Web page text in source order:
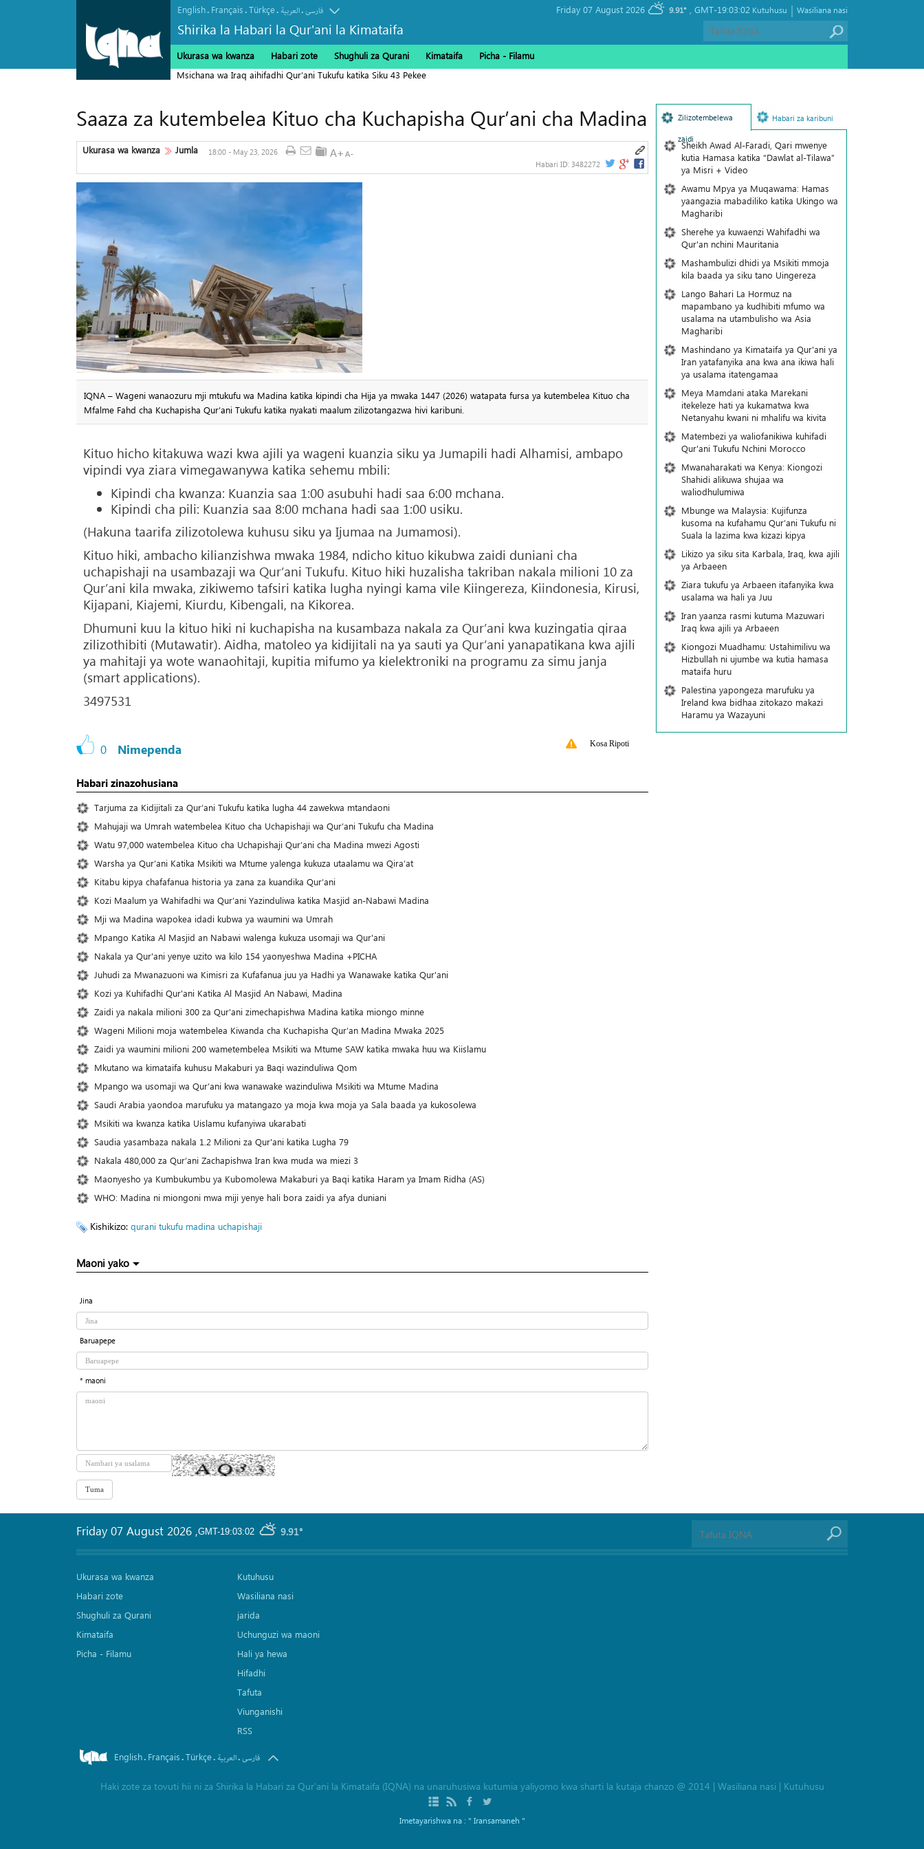
English. Français.Türkçe. العربیة.فارسی
Shirika la Habari la Qur'ani la Kimataifa
GMT-19:03:02
9.91° Wasiliana nasi
|
Kutuhusu
Ukurasa wa kwanza Habari zote Shughuli za Qurani Kimataifa
Picha‎ - Filamu‎
Msichana wa Iraq aihifadhi Qur’ani Tukufu katika Siku 43 Pekee
Saaza za kutembelea Kituo cha Kuchapisha Qur’ani cha Madina
Ukurasa wa kwanza Jumla
18:00 - May 23, 2026
Habari ID: 3482272
IQNA – Wageni wanaozuru mji mtukufu wa Madina katika kipindi cha Hija ya mwaka 1447 (2026) watapata fursa ya kutembelea Kituo cha
Mfalme Fahd cha Kuchapisha Qur’ani Tukufu katika nyakati maalum zilizotangazwa hivi karibuni.
Kituo hicho kitakuwa wazi kwa ajili ya wageni kuanzia siku ya Jumapili hadi Alhamisi, ambapo
vipindi vya ziara vimegawanywa katika sehemu mbili:
Kipindi cha kwanza: Kuanzia saa 1:00 asubuhi hadi saa 6:00 mchana.
Kipindi cha pili: Kuanzia saa 8:00 mchana hadi saa 1:00 usiku.
(Hakuna taarifa zilizotolewa kuhusu siku ya Ijumaa na Jumamosi).
Kituo hiki, ambacho kilianzishwa mwaka 1984, ndicho kituo kikubwa zaidi duniani cha
uchapishaji na usambazaji wa Qur’ani Tukufu. Kituo hiki huzalisha takriban nakala milioni 10 za
Qur’ani kila mwaka, zikiwemo tafsiri katika lugha nyingi kama vile Kiingereza, Kiindonesia, Kirusi,
Kijapani, Kiajemi, Kiurdu, Kibengali, na Kikorea.
Dhumuni kuu la kituo hiki ni kuchapisha na kusambaza nakala za Qur’ani kwa kuzingatia qiraa
zilizothibiti (Mutawatir). Aidha, matoleo ya kidijitali na ya sauti ya Qur’ani yanapatikana kwa ajili
ya mahitaji ya wote wanaohitaji, kupitia mifumo ya kielektroniki na programu za simu janja
(smart applications).
3497531
0 Nimependa Kosa Ripoti
Habari zinazohusiana
Tarjuma za Kidijitali za Qur’ani Tukufu katika lugha 44 zawekwa mtandaoni
Mahujaji wa Umrah watembelea Kituo cha Uchapishaji wa Qur’ani Tukufu cha Madina
Watu 97,000 watembelea Kituo cha Uchapishaji Qur’ani cha Madina mwezi Agosti
Warsha ya Qur’ani Katika Msikiti wa Mtume yalenga kukuza utaalamu wa Qira’at
Kitabu kipya chafafanua historia ya zana za kuandika Qur’ani
Kozi Maalum ya Wahifadhi wa Qur’ani Yazinduliwa katika Masjid an-Nabawi Madina
Mji wa Madina wapokea idadi kubwa ya waumini wa Umrah
Mpango Katika Al Masjid an Nabawi walenga kukuza usomaji wa Qur'ani
Nakala ya Qur'ani yenye uzito wa kilo 154 yaonyeshwa Madina +PICHA
Juhudi za Mwanazuoni wa Kimisri za Kufafanua juu ya Hadhi ya Wanawake katika Qur'ani
Kozi ya Kuhifadhi Qur'ani Katika Al Masjid An Nabawi, Madina
Zaidi ya nakala milioni 300 za Qur'ani zimechapishwa Madina katika miongo minne
Wageni Milioni moja watembelea Kiwanda cha Kuchapisha Qur’an Madina Mwaka 2025
Zaidi ya waumini milioni 200 wametembelea Msikiti wa Mtume SAW katika mwaka huu wa Kiislamu
Mkutano wa kimataifa kuhusu Makaburi ya Baqi wazinduliwa Qom
Mpango wa usomaji wa Qur’ani kwa wanawake wazinduliwa Msikiti wa Mtume Madina
Saudi Arabia yaondoa marufuku ya matangazo ya moja kwa moja ya Sala baada ya kukosolewa
Msikiti wa kwanza katika Uislamu kufanyiwa ukarabati
Saudia yasambaza nakala 1.2 Milioni za Qur'ani katika Lugha 79
Nakala 480,000 za Qur’ani Zachapishwa Iran kwa muda wa miezi 3
Maonyesho ya Kumbukumbu ya Kubomolewa Makaburi ya Baqi katika Haram ya Imam Ridha (AS)
WHO: Madina ni miongoni mwa miji yenye hali bora zaidi ya afya duniani
Kishikizo: qurani tukufu madina uchapishaji
Maoni yako
Jina
Baruapepe
* maoni
Zilizotembelewa
zaidi
Habari za karibuni
Sheikh Awad Al-Faradi, Qari mwenye
kutia Hamasa katika “Dawlat al-Tilawa”
ya Misri + Video
Awamu Mpya ya Muqawama: Hamas
yaangazia mabadiliko katika Ukingo wa
Magharibi
Sherehe ya kuwaenzi Wahifadhi wa
Qur'an nchini Mauritania
Mashambulizi dhidi ya Msikiti mmoja
kila baada ya siku tano Uingereza
Lango Bahari La Hormuz na
mapambano ya kudhibiti mfumo wa
usalama na utambulisho wa Asia
Magharibi
Mashindano ya Kimataifa ya Qur'ani ya
Iran yatafanyika ana kwa ana ikiwa hali
ya usalama itatengamaa
Meya Mamdani ataka Marekani
itekeleze hati ya kukamatwa kwa
Netanyahu kwani ni mhalifu wa kivita
Matembezi ya waliofanikiwa kuhifadi
Qur'ani Tukufu Nchini Morocco
Mwanaharakati wa Kenya: Kiongozi
Shahidi alikuwa shujaa wa
waliodhulumiwa
Mbunge wa Malaysia: Kujifunza
kusoma na kufahamu Qur’ani Tukufu ni
Suala la lazima kwa kizazi kipya
Likizo ya siku sita Karbala, Iraq, kwa ajili
ya Arbaeen
Ziara tukufu ya Arbaeen itafanyika kwa
usalama wa hali ya Juu
Iran yaanza rasmi kutuma Mazuwari
Iraq kwa ajili ya Arbaeen
Kiongozi Muadhamu: Ustahimilivu wa
Hizbullah ni ujumbe wa kutia hamasa
mataifa huru
Palestina yapongeza marufuku ya
Ireland kwa bidhaa zitokazo makazi
Haramu ya Wazayuni
GMT-19:03:02 9.91°
Friday 07 August 2026 ,
Ukurasa wa kwanza
Habari zote
Shughuli za Qurani
Kimataifa
Picha‎ - Filamu‎
Kutuhusu
Wasiliana nasi
jarida
Uchunguzi wa maoni
Hali ya hewa
Hifadhi
Tafuta
Viunganishi
RSS
English. Français.Türkçe. العربیة.فارسی
Haki zote za tovuti hii ni za Shirika la Habari za Qur'ani la Kimataifa (IQNA) na unaruhusiwa kutumia yaliyomo kwa sharti la kutaja chanzo @ 2014 | Wasiliana nasi | Kutuhusu
Imetayarishwa na : " Iransamaneh "